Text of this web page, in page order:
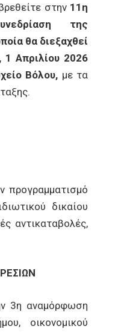
στην 11η
της
θα διεξαχθεί
Απριλίου 2026
Βόλου, με τα
προγραμματισμό
δικαίου
αντικαταβολές,
3η αναμόρφωση
οικονομικού